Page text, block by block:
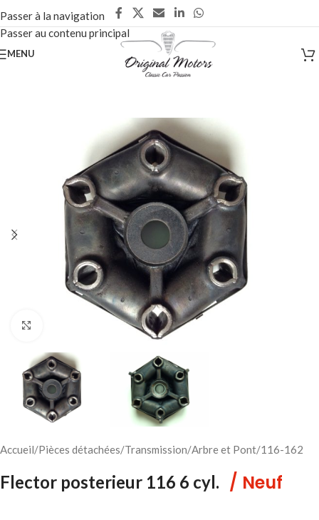
Passer à la navigation
Passer au contenu principal
MENU
Cliquez pour agrandir
Accueil/Pièces détachées/Transmission/Arbre et Pont/116-162
Flector posterieur 116 6 cyl. / Neuf